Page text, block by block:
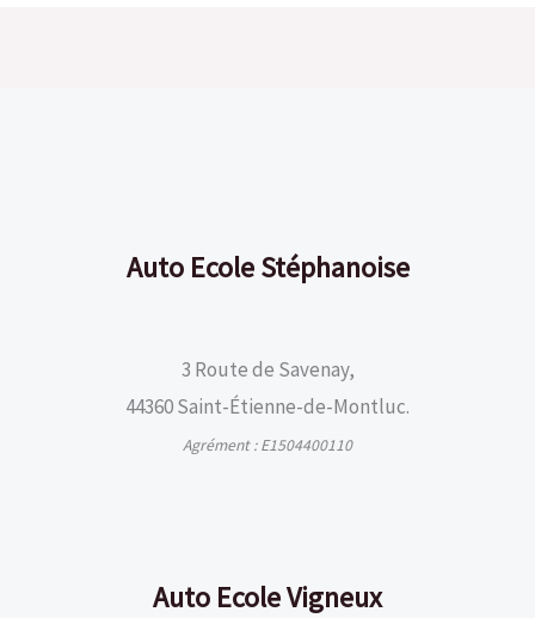
Auto Ecole Stéphanoise
3 Route de Savenay,
44360 Saint-Étienne-de-Montluc.
Agrément : E1504400110
Auto Ecole Vigneux